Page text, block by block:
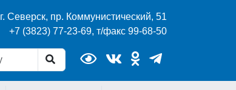
г. Северск, пр. Коммунистический, 51
+7 (3823) 77-23-69, т/факс 99-68-50